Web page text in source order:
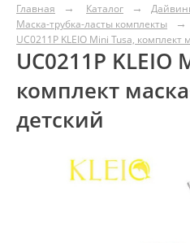
Главная Каталог
Маска-трубка-ласты комплекты
UC0211P KLEIO Mini Tusa, комплект
UC0211P KLEIO
комплект
детский